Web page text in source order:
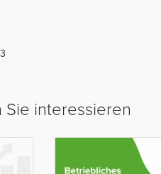
3
Sie interessieren